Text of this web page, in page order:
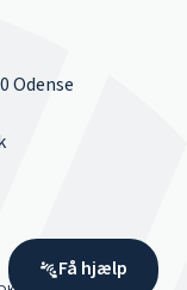
Få hjælp
Odense